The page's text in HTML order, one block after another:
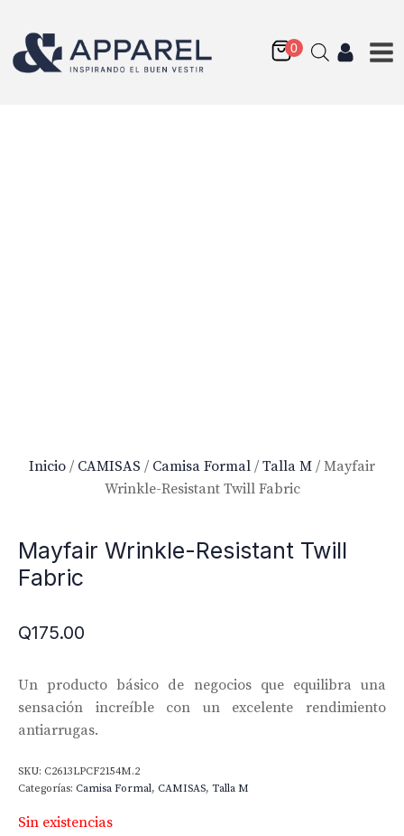
Inicio / CAMISAS / Camisa Formal / Talla M / Mayfair
Wrinkle-Resistant Twill Fabric
Mayfair Wrinkle-Resistant Twill
Fabric
Q175.00
Un producto básico de negocios que equilibra una
sensación increíble con un excelente rendimiento
antiarrugas.
SKU: C2613LPCF2154M.2
Categorías: Camisa Formal, CAMISAS, Talla M
Sin existencias